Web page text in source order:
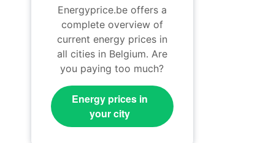
Energyprice.be offers a
complete overview of
current energy prices in
all cities in Belgium. Are
you paying too much?
Energy prices in
your city